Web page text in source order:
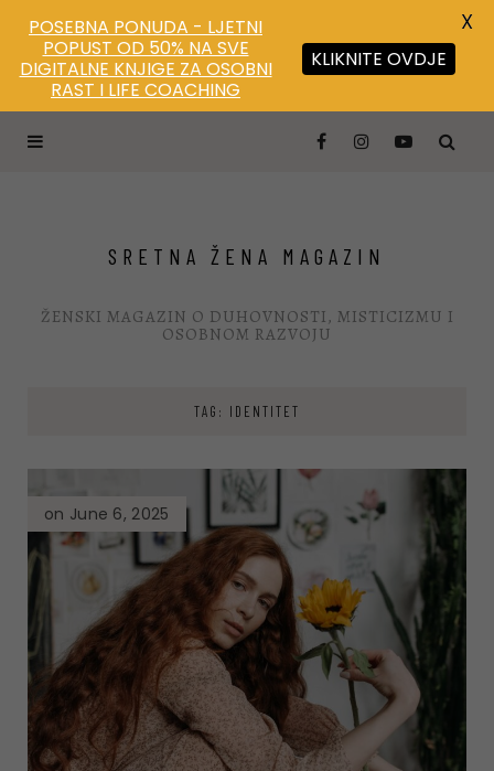
SRETNA ŽENA MAGAZIN
ŽENSKI MAGAZIN O DUHOVNOSTI, MISTICIZMU I
OSOBNOM RAZVOJU
TAG: IDENTITET
on June 6, 2025
POSEBNA PONUDA - LJETNI
POPUST OD 50% NA SVE
DIGITALNE KNJIGE ZA OSOBNI
RAST I LIFE COACHING
KLIKNITE OVDJE
X